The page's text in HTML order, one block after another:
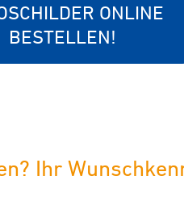
ONLINE
BESTELLEN!
Ihr